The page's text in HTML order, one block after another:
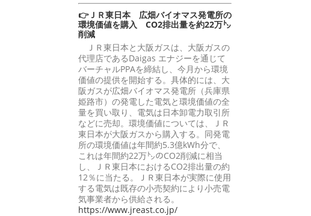
👉ＪＲ東日本 広畑バイオマス発電所の
環境価値を購入 CO2排出量を約22万㌧
削減
ＪＲ東日本と大阪ガスは、大阪ガスの
代理店であるDaigas エナジーを通じて
バーチャルPPAを締結し、今月から環境
価値の提供を開始する。具体的には、大
阪ガスが広畑バイオマス発電所（兵庫県
姫路市）の発電した電気と環境価値の全
量を買い取り、電気は日本卸電力取引所
などに売却。環境価値については、ＪＲ
東日本が大阪ガスから購入する。同発電
所の環境価値は年間約5.3億kWh分で、
これは年間約22万㌧のCO2削減に相当
し、ＪＲ東日本におけるCO2排出量の約
12％に当たる。ＪＲ東日本が実際に使用
する電気は既存の小売契約により小売電
気事業者から供給される。
https://www.jreast.co.jp/